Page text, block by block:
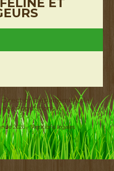
Direction Départementale
Populations
2026 -Mentions légales